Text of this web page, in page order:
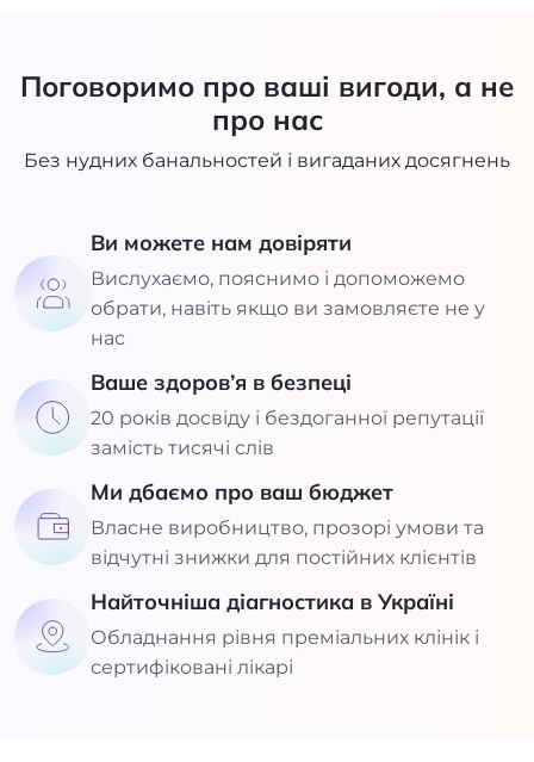
Поговоримо про ваші вигоди, а не
про нас
Без нудних банальностей і вигаданих досягнень
Ви можете нам довіряти
Вислухаємо, пояснимо і допоможемо
обрати, навіть якщо ви замовляєте не у
нас
Ваше здоров’я в безпеці
20 років досвіду і бездоганної репутації
замість тисячі слів
Ми дбаємо про ваш бюджет
Власне виробництво, прозорі умови та
відчутні знижки для постійних клієнтів
Найточніша діагностика в Україні
Обладнання рівня преміальних клінік і
сертифіковані лікарі